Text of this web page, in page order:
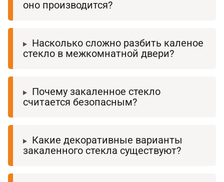
оно производится?
Насколько сложно разбить каленое
стекло в межкомнатной двери?
Почему закаленное стекло
считается безопасным?
Какие декоративные варианты
закаленного стекла существуют?